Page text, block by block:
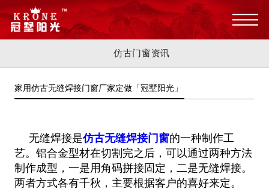
仿古门窗资讯
家用仿古无缝焊接门窗厂家定做「冠墅阳光」
无缝焊接是仿古无缝焊接门窗的一种制作工
艺。铝合金型材在切割完之后，可以通过两种方法
制作成型，一是用角码拼接固定，二是无缝焊接。
两者方式各有千秋，主要根据客户的喜好来定。